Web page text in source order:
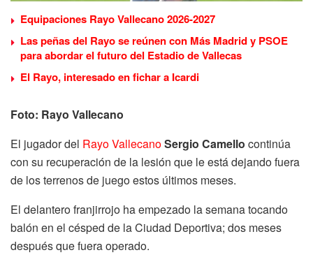
Equipaciones Rayo Vallecano 2026-2027
Las peñas del Rayo se reúnen con Más Madrid y PSOE
para abordar el futuro del Estadio de Vallecas
El Rayo, interesado en fichar a Icardi
Foto: Rayo Vallecano
El jugador del Rayo VallecanoSergio Camello continúa
con su recuperación de la lesión que le está dejando fuera
de los terrenos de juego estos últimos meses.
El delantero franjirrojo ha empezado la semana tocando
balón en el césped de la Ciudad Deportiva; dos meses
después que fuera operado.